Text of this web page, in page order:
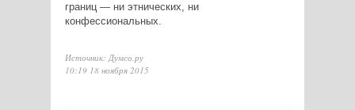
границ — ни этнических, ни
конфессиональных.
Источник: Думсо.ру
10:19 18 ноября 2015